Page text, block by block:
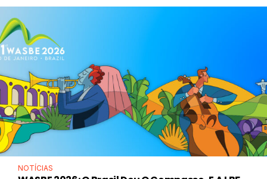
NOTÍCIAS